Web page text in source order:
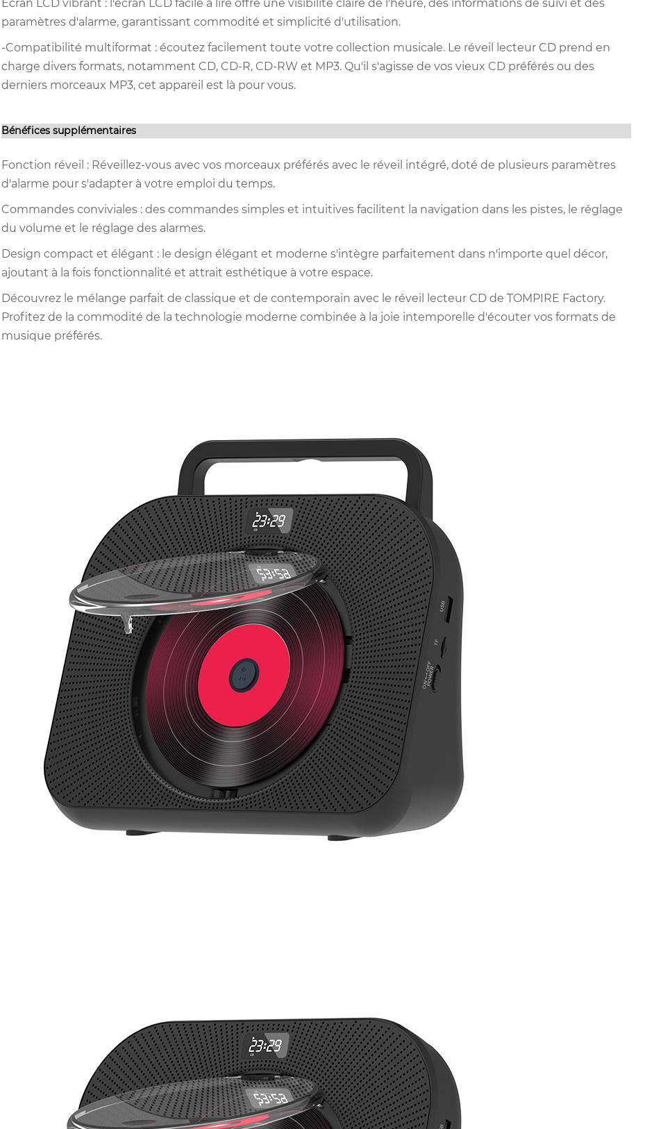
Écran LCD vibrant : l'écran LCD facile à lire offre une visibilité claire de l'heure, des informations de suivi et des
paramètres d'alarme, garantissant commodité et simplicité d'utilisation.
-Compatibilité multiformat : écoutez facilement toute votre collection musicale. Le réveil lecteur CD prend en
charge divers formats, notamment CD, CD-R, CD-RW et MP3. Qu'il s'agisse de vos vieux CD préférés ou des
derniers morceaux MP3, cet appareil est là pour vous.
Bénéfices supplémentaires
Fonction réveil : Réveillez-vous avec vos morceaux préférés avec le réveil intégré, doté de plusieurs paramètres
d'alarme pour s'adapter à votre emploi du temps.
Commandes conviviales : des commandes simples et intuitives facilitent la navigation dans les pistes, le réglage
du volume et le réglage des alarmes.
Design compact et élégant : le design élégant et moderne s'intègre parfaitement dans n'importe quel décor,
ajoutant à la fois fonctionnalité et attrait esthétique à votre espace.
Découvrez le mélange parfait de classique et de contemporain avec le réveil lecteur CD de TOMPIRE Factory.
Profitez de la commodité de la technologie moderne combinée à la joie intemporelle d'écouter vos formats de
musique préférés.